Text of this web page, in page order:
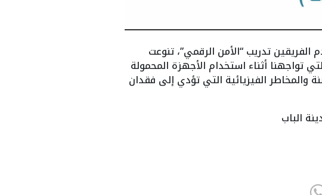
الفريقين تدريب “الأمن الرقمي”، تنوعت
تواجهنا أثناء استخدام الأجهزة المحمولة
والمخاطر الفيزيائية التي تؤدي إلى فقدان
الباب